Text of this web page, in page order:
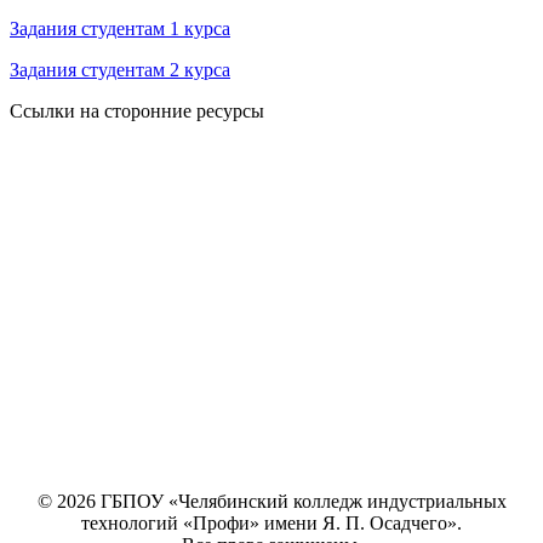
Задания студентам 1 курса
Задания студентам 2 курса
Ссылки на сторонние ресурсы
© 2026 ГБПОУ «Челябинский колледж индустриальных
технологий «Профи» имени Я. П. Осадчего».